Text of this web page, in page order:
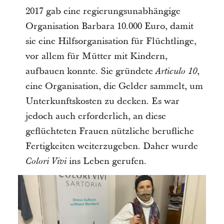
2017 gab eine regierungsunabhängige
Organisation Barbara 10.000 Euro, damit
sie eine Hilfsorganisation für Flüchtlinge,
vor allem für Mütter mit Kindern,
aufbauen konnte. Sie gründeteArticulo 10,
eine Organisation, die Gelder sammelt, um
Unterkunftskosten zu decken. Es war
jedoch auch erforderlich, an diese
geflüchteten Frauen nützliche berufliche
Fertigkeiten weiterzugeben. Daher wurde
Colori Viviins Leben gerufen.